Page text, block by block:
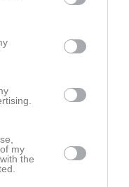
my
the